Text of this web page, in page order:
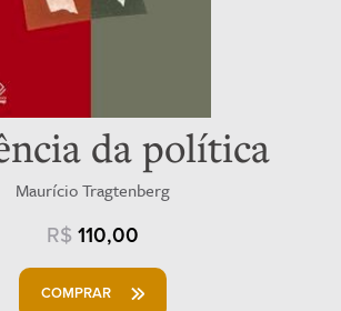
da política
Maurício Tragtenberg
R$ 110,00
COMPRAR